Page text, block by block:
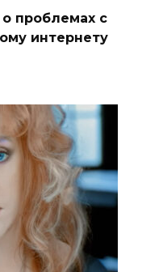
проблемах с
интернету